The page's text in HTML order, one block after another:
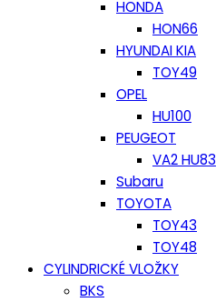
HONDA
HON66
HYUNDAI KIA
TOY49
OPEL
HU100
PEUGEOT
VA2 HU83
Subaru
TOYOTA
TOY43
TOY48
CYLINDRICKÉ VLOŽKY
BKS